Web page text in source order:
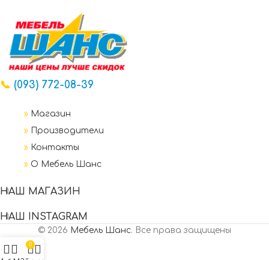
📞 (093) 772-08-39
» Магазин
»
Производители
» Контакты
» О Мебель Шанс
НАШ МАГАЗИН
НАШ INSTAGRAM
© 2026 Мебель Шанс. Все права защищены
0